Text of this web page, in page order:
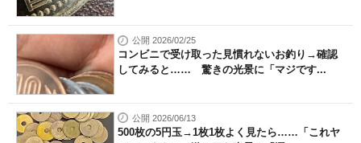
公開 2026/02/25
コンビニで受け取った見慣れないお釣り→確認
してみると…… 驚きの光景に「マジです...
公開 2026/06/13
500枚の5円玉→1枚1枚よく見たら……「これヤ